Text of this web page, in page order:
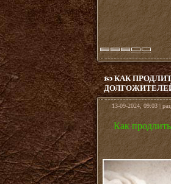
КАК
13-09-2024, 09:03 |
Как